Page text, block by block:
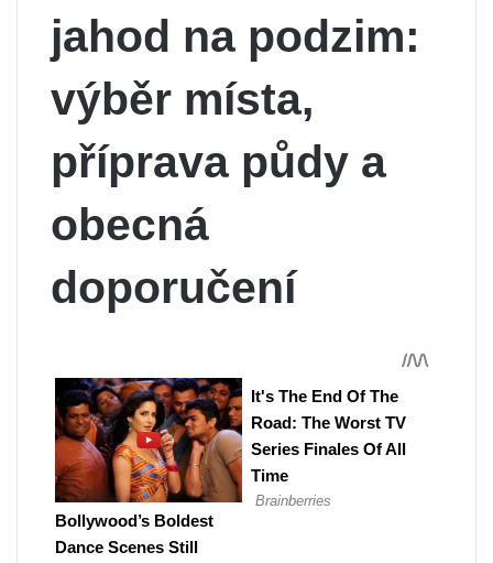
jahod na podzim:
výběr místa,
příprava půdy a
obecná
doporučení